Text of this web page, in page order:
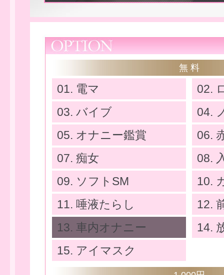
無 料
01. 電マ
02.
03. バイブ
04.
せ
05. オナニー鑑賞
06.
07. 痴女
08.
09. ソフトSM
10.
11. 唾液たらし
12.
13. 車内オナニー
14.
15. アイマスク